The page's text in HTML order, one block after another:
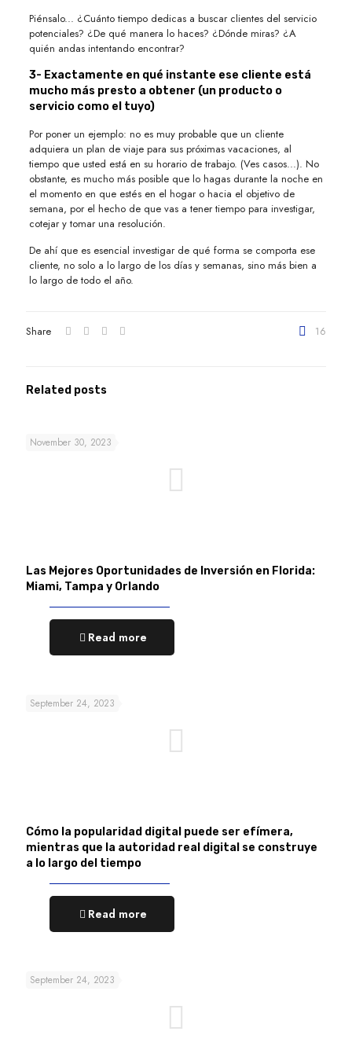
Piénsalo... ¿Cuánto tiempo dedicas a buscar clientes del servicio
potenciales? ¿De qué manera lo haces? ¿Dónde miras? ¿A
quién andas intentando encontrar?
3- Exactamente en qué instante ese cliente está
mucho más presto a obtener (un producto o
servicio como el tuyo)
Por poner un ejemplo: no es muy probable que un cliente
adquiera un plan de viaje para sus próximas vacaciones, al
tiempo que usted está en su horario de trabajo. (Ves casos...). No
obstante, es mucho más posible que lo hagas durante la noche en
el momento en que estés en el hogar o hacia el objetivo de
semana, por el hecho de que vas a tener tiempo para investigar,
cotejar y tomar una resolución.
De ahí que es esencial investigar de qué forma se comporta ese
cliente, no solo a lo largo de los días y semanas, sino más bien a
lo largo de todo el año.
Share 16
Related posts
November 30, 2023
Las Mejores Oportunidades de Inversión en Florida:
Miami, Tampa y Orlando
Read more
September 24, 2023
Cómo la popularidad digital puede ser efímera,
mientras que la autoridad real digital se construye
a lo largo del tiempo
Read more
September 24, 2023